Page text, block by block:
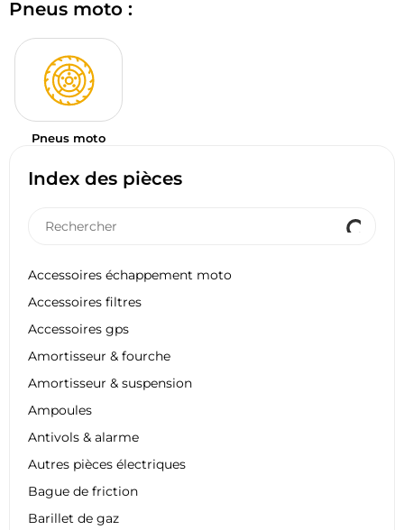
Index des pièces
Accessoires échappement moto
Accessoires filtres
Accessoires gps
Amortisseur & fourche
Amortisseur & suspension
Ampoules
Antivols & alarme
Autres pièces électriques
Bague de friction
Barillet de gaz
Pneus moto :
Pneus moto